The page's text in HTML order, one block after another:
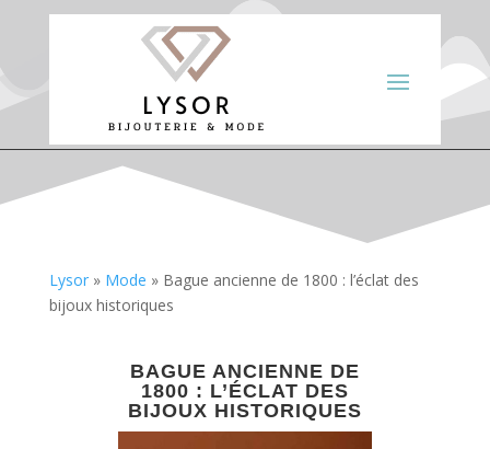
Lysor» Mode » Bague ancienne de 1800 : l’éclat des
bijoux historiques
BAGUE ANCIENNE DE
1800 : L’ÉCLAT DES
BIJOUX HISTORIQUES